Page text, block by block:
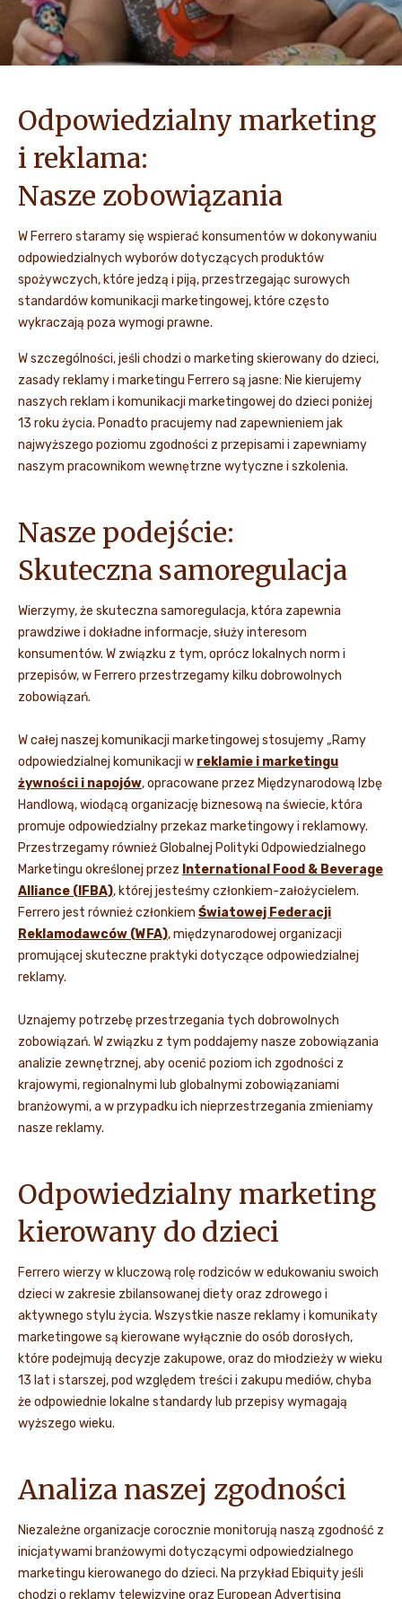
Odpowiedzialny marketing
i reklama:
Nasze zobowiązania
W Ferrero staramy się wspierać konsumentów w dokonywaniu
odpowiedzialnych wyborów dotyczących produktów
spożywczych, które jedzą i piją, przestrzegając surowych
standardów komunikacji marketingowej, które często
wykraczają poza wymogi prawne.
W szczególności, jeśli chodzi o marketing skierowany do dzieci,
zasady reklamy i marketingu Ferrero są jasne: Nie kierujemy
naszych reklam i komunikacji marketingowej do dzieci poniżej
13 roku życia. Ponadto pracujemy nad zapewnieniem jak
najwyższego poziomu zgodności z przepisami i zapewniamy
naszym pracownikom wewnętrzne wytyczne i szkolenia.
Nasze podejście:
Skuteczna samoregulacja
Wierzymy, że skuteczna samoregulacja, która zapewnia
prawdziwe i dokładne informacje, służy interesom
konsumentów. W związku z tym, oprócz lokalnych norm i
przepisów, w Ferrero przestrzegamy kilku dobrowolnych
zobowiązań.
W całej naszej komunikacji marketingowej stosujemy „Ramy
odpowiedzialnej komunikacji w reklamie i marketingu
żywności i napojów, opracowane przez Międzynarodową Izbę
Handlową, wiodącą organizację biznesową na świecie, która
promuje odpowiedzialny przekaz marketingowy i reklamowy.
Przestrzegamy również Globalnej Polityki Odpowiedzialnego
Marketingu określonej przez International Food & Beverage
Alliance (IFBA), której jesteśmy członkiem-założycielem.
Ferrero jest również członkiem Światowej Federacji
Reklamodawców (WFA), międzynarodowej organizacji
promującej skuteczne praktyki dotyczące odpowiedzialnej
reklamy.
Uznajemy potrzebę przestrzegania tych dobrowolnych
zobowiązań. W związku z tym poddajemy nasze zobowiązania
analizie zewnętrznej, aby ocenić poziom ich zgodności z
krajowymi, regionalnymi lub globalnymi zobowiązaniami
branżowymi, a w przypadku ich nieprzestrzegania zmieniamy
nasze reklamy.
Odpowiedzialny marketing
kierowany do dzieci
Ferrero wierzy w kluczową rolę rodziców w edukowaniu swoich
dzieci w zakresie zbilansowanej diety oraz zdrowego i
aktywnego stylu życia. Wszystkie nasze reklamy i komunikaty
marketingowe są kierowane wyłącznie do osób dorosłych,
które podejmują decyzje zakupowe, oraz do młodzieży w wieku
13 lat i starszej, pod względem treści i zakupu mediów, chyba
że odpowiednie lokalne standardy lub przepisy wymagają
wyższego wieku.
Analiza naszej zgodności
Niezależne organizacje corocznie monitorują naszą zgodność z
inicjatywami branżowymi dotyczącymi odpowiedzialnego
marketingu kierowanego do dzieci. Na przykład Ebiquity jeśli
chodzi o reklamy telewizyjne oraz European Advertising